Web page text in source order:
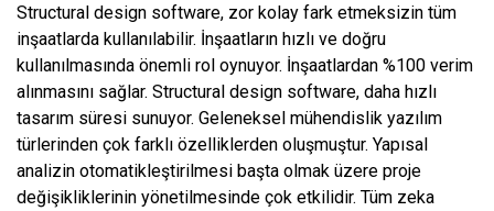
Structural design software, zor kolay fark etmeksizin tüm
inşaatlarda kullanılabilir. İnşaatların hızlı ve doğru
kullanılmasında önemli rol oynuyor. İnşaatlardan %100 verim
alınmasını sağlar. Structural design software, daha hızlı
tasarım süresi sunuyor. Geleneksel mühendislik yazılım
türlerinden çok farklı özelliklerden oluşmuştur. Yapısal
analizin otomatikleştirilmesi başta olmak üzere proje
değişikliklerinin yönetilmesinde çok etkilidir. Tüm zeka